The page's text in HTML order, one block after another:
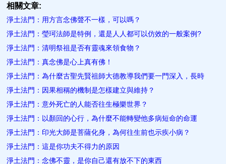
相關文章:
淨土法門：用方言念佛聲不一樣，可以嗎？
淨土法門：瑩珂法師是特例，還是人人都可以仿效的一般案例?
淨土法門：清明祭祖是否有靈魂來領食物？
淨土法門：真念佛是心上真有佛！
淨土法門：為什麼古聖先賢祖師大德教導我們要一門深入，長時
淨土法門：因果相稱的機制是怎樣建立與維持？
淨土法門：意外死亡的人能否往生極樂世界？
淨土法門：以顏回的心行，為什麼不能轉變他多病短命的命運
淨土法門：印光大師是菩薩化身，為何往生前也示疾小病？
淨土法門：這是你功夫不得力的原因
淨土法門：念佛不靈，是你自己還有放不下的東西